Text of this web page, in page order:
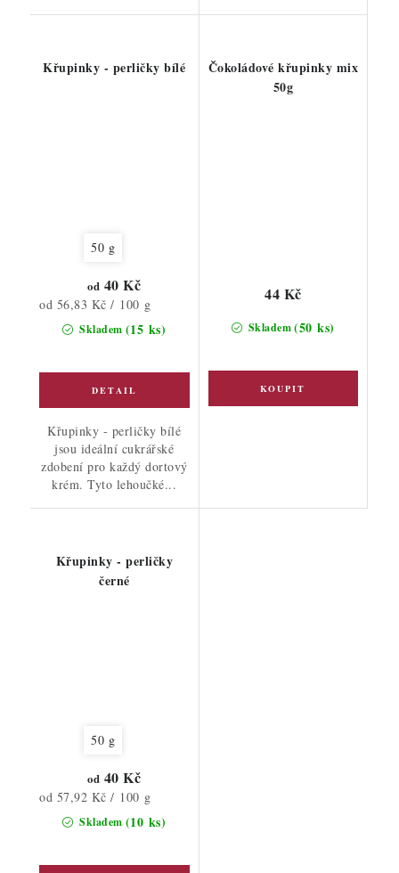
Křupinky - perličky bílé
50 g
Skladem (15 ks)
od 40 Kč
Měrná
cena:
od 56,83 Kč / 100 g
Křupinky - perličky bílé
jsou ideální cukrářské
zdobení pro každý dortový
krém. Tyto lehoučké...
Čokoládové křupinky mix
50g
Skladem(50 ks)
44 Kč
Křupinky - perličky
černé
50 g
Skladem (10 ks)
od 40 Kč
Měrná
cena:
od 57,92 Kč / 100 g